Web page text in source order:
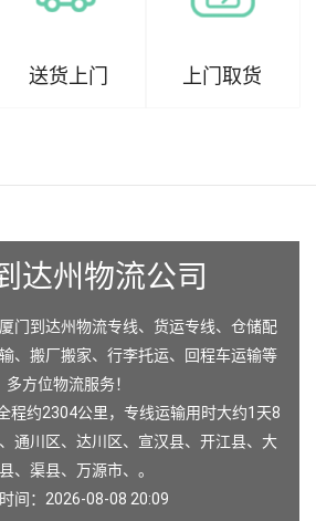
送货上门 上门取货
达州物流公司
门到达州物流专线、货运专线、仓储配
、搬厂搬家、行李托运、回程车运输等
多方位物流服务！
程约2304公里，专线运输用时大约1天8
、 通川区、 达川区、 宣汉县、 开江县、 大
、 渠县、 万源市、。
间：2026-08-08 20:09